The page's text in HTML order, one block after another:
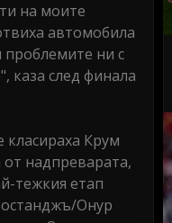
на моите
автомобила
ни с
каза след финала
Крум
надпреварата,
тежкия етап
Онур